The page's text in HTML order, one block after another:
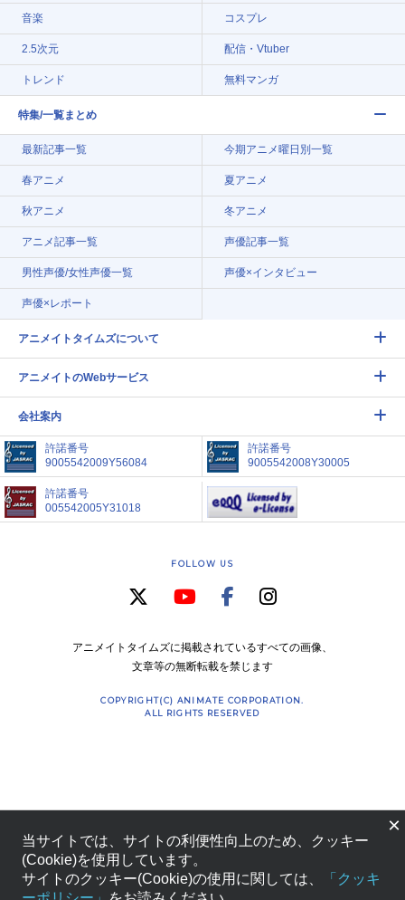
音楽 コスプレ
2.5次元 配信・Vtuber
トレンド 無料マンガ
特集/一覧まとめ
最新記事一覧 今期アニメ曜日別一覧
春アニメ 夏アニメ
秋アニメ 冬アニメ
アニメ記事一覧 声優記事一覧
男性声優/女性声優一覧 声優×インタビュー
声優×レポート
アニメイトタイムズについて
アニメイトのWebサービス
会社案内
許諾番号
9005542009Y56084
許諾番号
9005542008Y30005
許諾番号
005542005Y31018
FOLLOW US
アニメイトタイムズに掲載されているすべての画像、
文章等の無断転載を禁じます
COPYRIGHT(C) ANIMATE CORPORATION.
ALL RIGHTS RESERVED
×
当サイトでは、サイトの利便性向上のため、クッキー
(Cookie)を使用しています。
サイトのクッキー(Cookie)の使用に関しては、
「クッキ